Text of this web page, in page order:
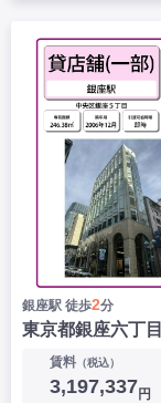
銀座駅 徒歩2分
東京都銀座六丁
賃料 （税込）
3,197,337円